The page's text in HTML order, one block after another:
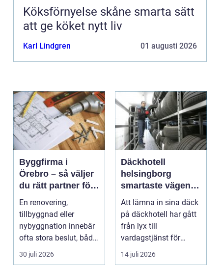
Köksförnyelse skåne smarta sätt
att ge köket nytt liv
Karl Lindgren 01 augusti 2026
Byggfirma i
Örebro – så väljer
du rätt partner för
ditt projekt
En renovering,
tillbyggnad eller
nybyggnation innebär
ofta stora beslut, både
ekonomiskt ...
30 juli 2026
Däckhotell
helsingborg
smartaste vägen
till säkra hjulskift
Att lämna in sina däck
på däckhotell har gått
från lyx till
vardagstjänst för
många bilägare. I
Hels...
14 juli 2026